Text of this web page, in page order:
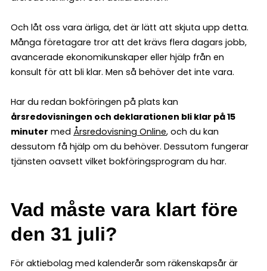
Och låt oss vara ärliga, det är lätt att skjuta upp detta.
Många företagare tror att det krävs flera dagars jobb,
avancerade ekonomikunskaper eller hjälp från en
konsult för att bli klar. Men så behöver det inte vara.
Har du redan bokföringen på plats kan
årsredovisningen och deklarationen bli klar på 15
minuter med Årsredovisning Online, och du kan
dessutom få hjälp om du behöver. Dessutom fungerar
tjänsten oavsett vilket bokföringsprogram du har.
Vad måste vara klart före
den 31 juli?
För aktiebolag med kalenderår som räkenskapsår är